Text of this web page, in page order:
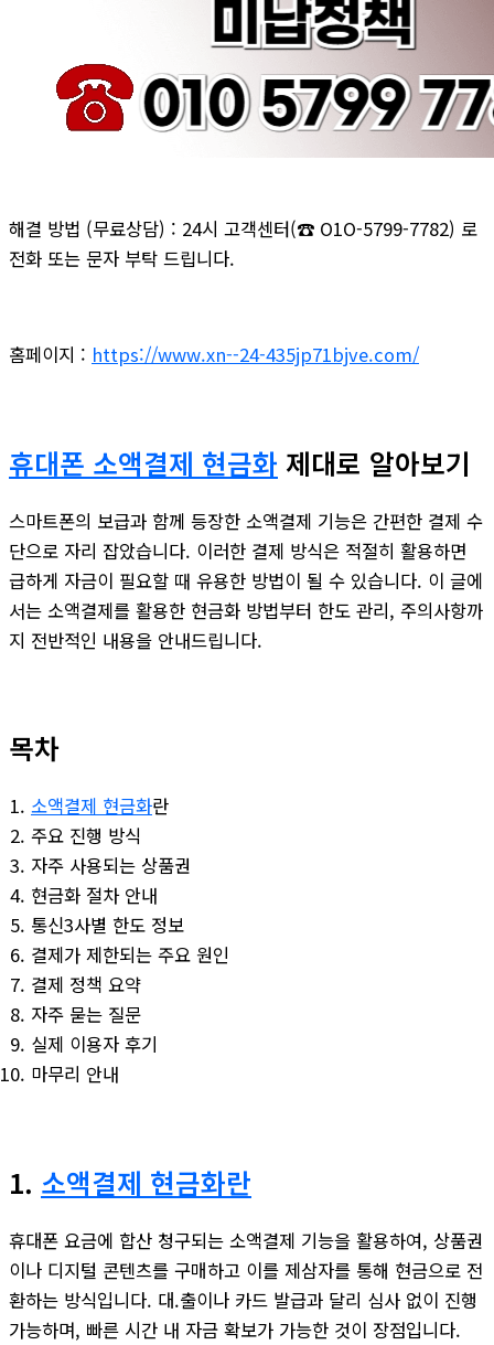
해결 방법 (무료상담) : 24시 고객센터(☎ O1O-5799-7782) 로
전화 또는 문자 부탁 드립니다.
홈페이지 : https://www.xn--24-435jp71bjve.com/
휴대폰 소액결제 현금화 제대로 알아보기
스마트폰의 보급과 함께 등장한 소액결제 기능은 간편한 결제 수
단으로 자리 잡았습니다. 이러한 결제 방식은 적절히 활용하면
급하게 자금이 필요할 때 유용한 방법이 될 수 있습니다. 이 글에
서는 소액결제를 활용한 현금화 방법부터 한도 관리, 주의사항까
지 전반적인 내용을 안내드립니다.
목차
소액결제 현금화란
주요 진행 방식
자주 사용되는 상품권
현금화 절차 안내
통신3사별 한도 정보
결제가 제한되는 주요 원인
결제 정책 요약
자주 묻는 질문
실제 이용자 후기
마무리 안내
1. 소액결제 현금화란
휴대폰 요금에 합산 청구되는 소액결제 기능을 활용하여, 상품권
이나 디지털 콘텐츠를 구매하고 이를 제삼자를 통해 현금으로 전
환하는 방식입니다. 대.출이나 카드 발급과 달리 심사 없이 진행
가능하며, 빠른 시간 내 자금 확보가 가능한 것이 장점입니다.